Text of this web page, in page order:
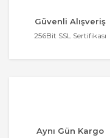
Güvenli Alışveriş
256Bit SSL Sertifikası
Aynı Gün Kargo